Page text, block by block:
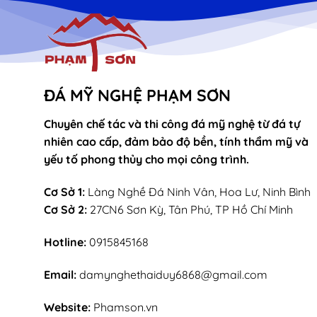
ĐÁ MỸ NGHỆ PHẠM SƠN
Chuyên chế tác và thi công đá mỹ nghệ từ đá tự
nhiên cao cấp, đảm bảo độ bền, tính thẩm mỹ và
yếu tố phong thủy cho mọi công trình.
Cơ Sở 1: Làng Nghề Đá Ninh Vân, Hoa Lư, Ninh Bình
Cơ Sở 2: 27CN6 Sơn Kỳ, Tân Phú, TP Hồ Chí Minh
Hotline: 0915845168
Email: damynghethaiduy6868@gmail.com
Website: Phamson.vn